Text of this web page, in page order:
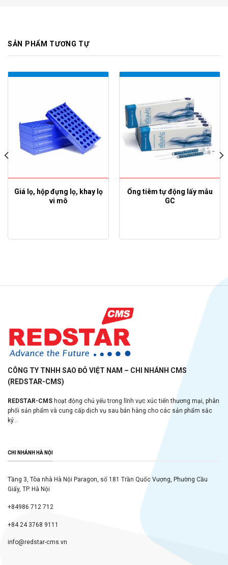
SẢN PHẨM TƯƠNG TỰ
Giá lọ, hộp đựng lọ, khay lọ
vi mô
Ống tiêm tự động lấy mẫu
GC
CÔNG TY TNHH SAO ĐỎ VIỆT NAM – CHI NHÁNH CMS
(REDSTAR-CMS)
REDSTAR-CMS hoạt động chủ yếu trong lĩnh vực xúc tiến thương mại, phân
phối sản phẩm và cung cấp dịch vụ sau bán hàng cho các sản phẩm sắc
ký...
CHI NHÁNH HÀ NỘI
Tầng 3, Tòa nhà Hà Nội Paragon, số 181 Trần Quốc Vượng, Phường Cầu
Giấy, TP. Hà Nội
+84986 712 712
+84 24 3768 9111
info@redstar-cms.vn